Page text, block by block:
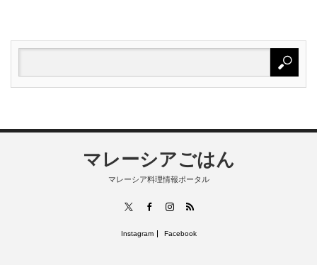
マレーシアごはん
マレーシア料理情報ポータル
FacebookInstagram
RSS
Instagram Facebook